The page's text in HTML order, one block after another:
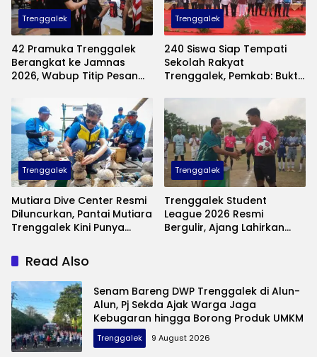
Trenggalek
42 Pramuka Trenggalek
Berangkat ke Jamnas
2026, Wabup Titip Pesan
Trenggalek
240 Siswa Siap Tempati
Sekolah Rakyat
Trenggalek, Pemkab: Bukti
Anak Kurang Mampu
Trenggalek
Mutiara Dive Center Resmi
Diluncurkan, Pantai Mutiara
Trenggalek Kini Punya
Andalan
Trenggalek
Trenggalek Student
League 2026 Resmi
Bergulir, Ajang Lahirkan
Read Also
Senam Bareng DWP Trenggalek di Alun-
Alun, Pj Sekda Ajak Warga Jaga
Kebugaran hingga Borong Produk UMKM
Trenggalek 9 August 2026